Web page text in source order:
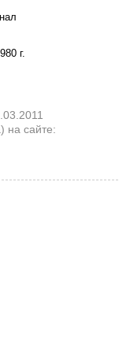
г.
на сайте: